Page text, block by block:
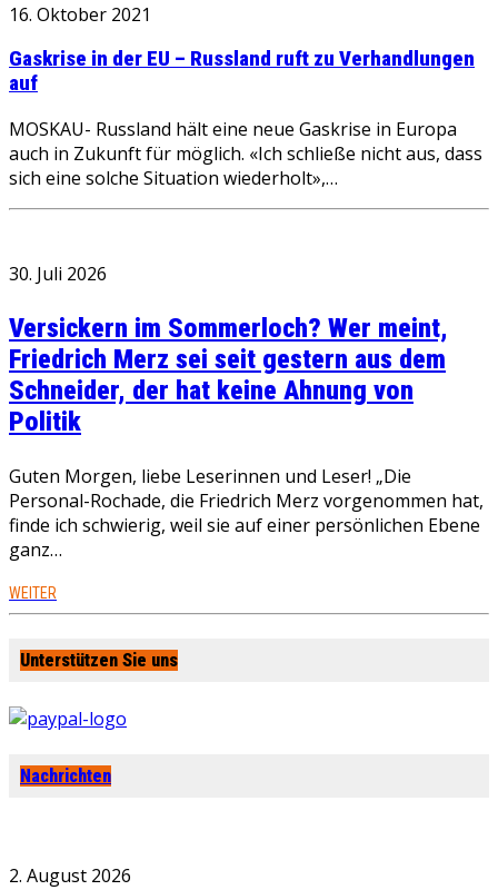
16. Oktober 2021
Gaskrise in der EU – Russland ruft zu Verhandlungen
auf
MOSKAU- Russland hält eine neue Gaskrise in Europa
auch in Zukunft für möglich. «Ich schließe nicht aus, dass
sich eine solche Situation wiederholt»,…
30. Juli 2026
Versickern im Sommerloch? Wer meint,
Friedrich Merz sei seit gestern aus dem
Schneider, der hat keine Ahnung von
Politik
Guten Morgen, liebe Leserinnen und Leser! „Die
Personal-Rochade, die Friedrich Merz vorgenommen hat,
finde ich schwierig, weil sie auf einer persönlichen Ebene
ganz…
WEITER
Unterstützen Sie uns
Nachrichten
2. August 2026